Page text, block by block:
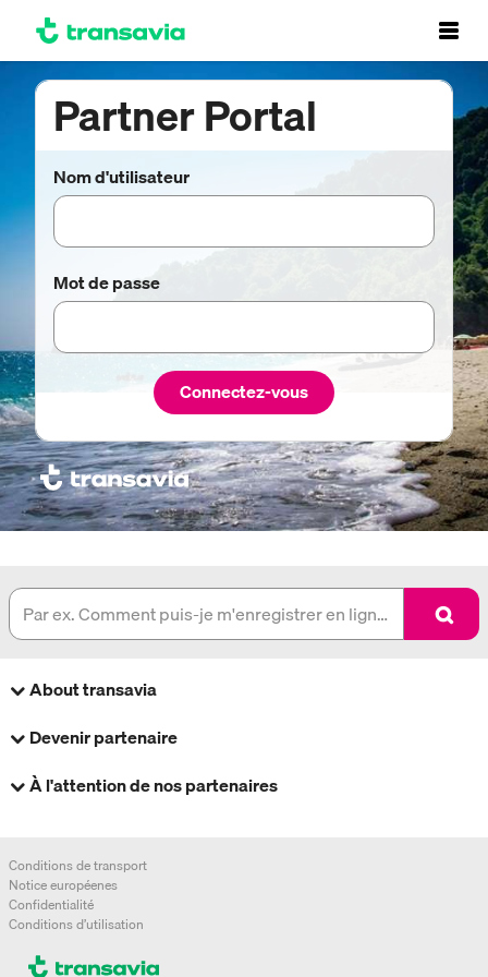
Partner Portal
Nom d'utilisateur
Mot de passe
Connectez-vous
About transavia
Destinations
Accéder à www.transavia.com
Devenir partenaire
Les Bloc-Sièges
Affiliés
À l'attention de nos partenaires
Conditions de transport
Notice européenes
Confidentialité
Conditions d’utilisation